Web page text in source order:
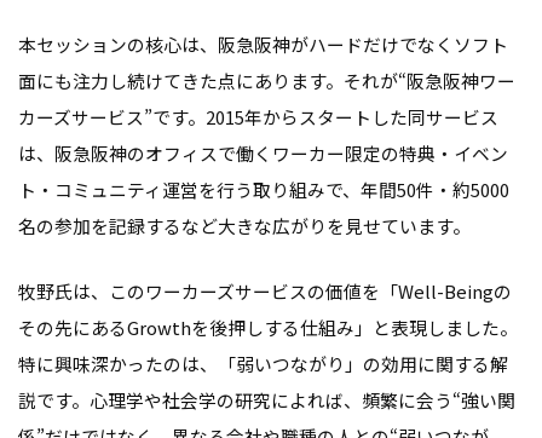
本セッションの核心は、阪急阪神がハードだけでなくソフト
面にも注力し続けてきた点にあります。それが“阪急阪神ワー
カーズサービス”です。2015年からスタートした同サービス
は、阪急阪神のオフィスで働くワーカー限定の特典・イベン
ト・コミュニティ運営を行う取り組みで、年間50件・約5000
名の参加を記録するなど大きな広がりを見せています。
牧野氏は、このワーカーズサービスの価値を「Well-Beingの
その先にあるGrowthを後押しする仕組み」と表現しました。
特に興味深かったのは、「弱いつながり」の効用に関する解
説です。心理学や社会学の研究によれば、頻繁に会う“強い関